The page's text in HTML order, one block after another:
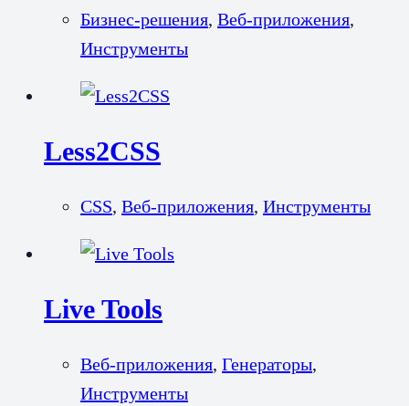
Бизнес-решения, Веб-приложения,
Инструменты
Less2CSS
CSS, Веб-приложения, Инструменты
Live Tools
Веб-приложения, Генераторы,
Инструменты